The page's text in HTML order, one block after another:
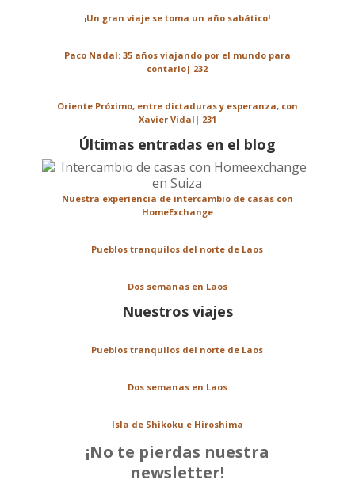
¡Un gran viaje se toma un año sabático!
Paco Nadal: 35 años viajando por el mundo para
contarlo| 232
Oriente Próximo, entre dictaduras y esperanza, con
Xavier Vidal| 231
Últimas entradas en el blog
Nuestra experiencia de intercambio de casas con
HomeExchange
Pueblos tranquilos del norte de Laos
Dos semanas en Laos
Nuestros viajes
Pueblos tranquilos del norte de Laos
Dos semanas en Laos
Isla de Shikoku e Hiroshima
¡No te pierdas nuestra
newsletter!